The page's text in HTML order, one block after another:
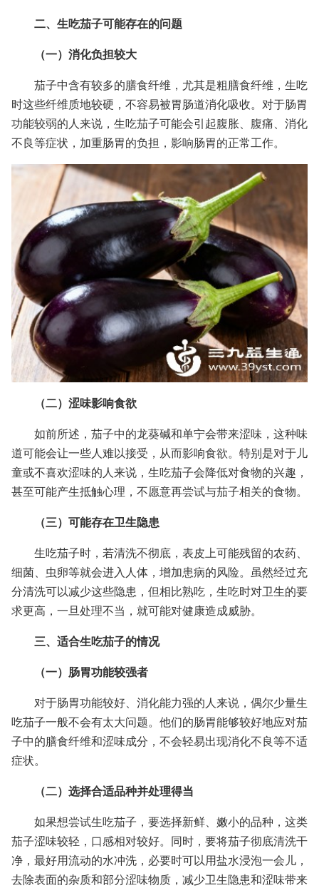
二、生吃茄子可能存在的问题
（一）消化负担较大
茄子中含有较多的膳食纤维，尤其是粗膳食纤维，生吃
时这些纤维质地较硬，不容易被胃肠道消化吸收。对于肠胃
功能较弱的人来说，生吃茄子可能会引起腹胀、腹痛、消化
不良等症状，加重肠胃的负担，影响肠胃的正常工作。
（二）涩味影响食欲
如前所述，茄子中的龙葵碱和单宁会带来涩味，这种味
道可能会让一些人难以接受，从而影响食欲。特别是对于儿
童或不喜欢涩味的人来说，生吃茄子会降低对食物的兴趣，
甚至可能产生抵触心理，不愿意再尝试与茄子相关的食物。
（三）可能存在卫生隐患
生吃茄子时，若清洗不彻底，表皮上可能残留的农药、
细菌、虫卵等就会进入人体，增加患病的风险。虽然经过充
分清洗可以减少这些隐患，但相比熟吃，生吃时对卫生的要
求更高，一旦处理不当，就可能对健康造成威胁。
三、适合生吃茄子的情况
（一）肠胃功能较强者
对于肠胃功能较好、消化能力强的人来说，偶尔少量生
吃茄子一般不会有太大问题。他们的肠胃能够较好地应对茄
子中的膳食纤维和涩味成分，不会轻易出现消化不良等不适
症状。
（二）选择合适品种并处理得当
如果想尝试生吃茄子，要选择新鲜、嫩小的品种，这类
茄子涩味较轻，口感相对较好。同时，要将茄子彻底清洗干
净，最好用流动的水冲洗，必要时可以用盐水浸泡一会儿，
去除表面的杂质和部分涩味物质，减少卫生隐患和涩味带来